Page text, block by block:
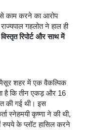
से काम करने का आरोप
गहलोत ने हाल ही
रिपोर्ट और साथ में
मैसूर शहर में एक वैकल्पिक
है कि तीन एकड़ और 16
की गई थी। इस
स्नेहमयी कृष्णा ने की थी,
रुपये के प्लॉट हासिल करने